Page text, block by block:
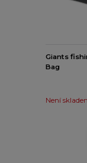
Giants
Bag
Není